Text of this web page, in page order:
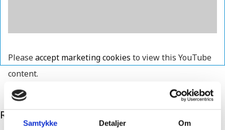
Samtykke Detaljer Om
Pleaseaccept marketing cookies to view this YouTube
content.
Relaterede Produkter